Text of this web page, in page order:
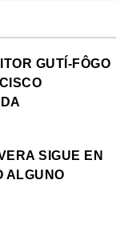
GUTÍ-FÔGO
SIGUE EN
ALGUNO